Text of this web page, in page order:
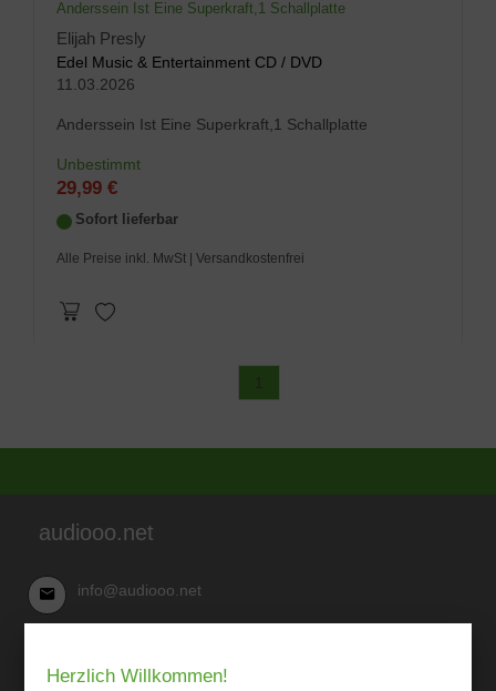
Anderssein Ist Eine Superkraft,1 Schallplatte
Elijah Presly
Edel Music & Entertainment CD / DVD
11.03.2026
Anderssein Ist Eine Superkraft,1 Schallplatte
Unbestimmt
29,99 €
Sofort lieferbar
Alle Preise inkl. MwSt | Versandkostenfrei
audiooo.net
info@audiooo.net
03 41-25 69 27 20
Herzlich Willkommen!